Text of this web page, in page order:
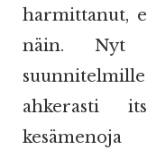
harmittanut,
näin. Nyt
ahkerasti